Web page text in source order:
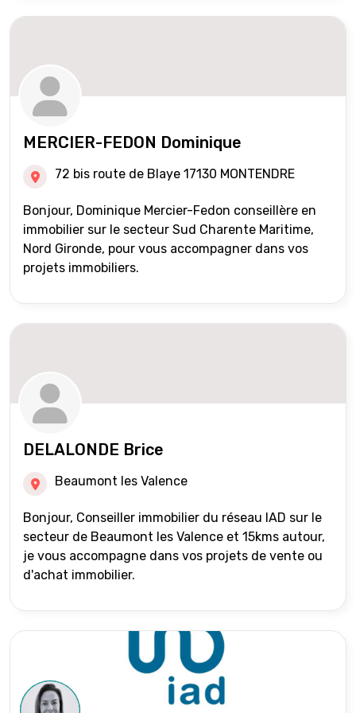
MERCIER-FEDON Dominique
72 bis route de Blaye 17130 MONTENDRE
Bonjour, Dominique Mercier-Fedon conseillère en
immobilier sur le secteur Sud Charente Maritime,
Nord Gironde, pour vous accompagner dans vos
projets immobiliers.
DELALONDE Brice
Beaumont les Valence
Bonjour, Conseiller immobilier du réseau IAD sur le
secteur de Beaumont les Valence et 15kms autour,
je vous accompagne dans vos projets de vente ou
d'achat immobilier.